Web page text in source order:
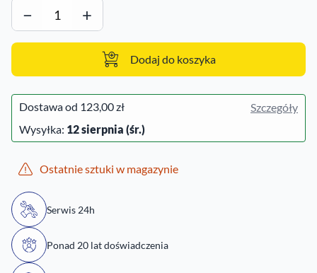
− +
Dodaj do koszyka
Dostawa od 123,00 zł
Szczegóły
Wysyłka: 12 sierpnia (śr.)
Ostatnie sztuki w magazynie
Serwis 24h
Ponad 20 lat doświadczenia